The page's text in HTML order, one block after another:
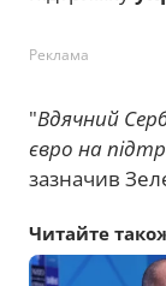
Реклама
"Вдячний
євро на
зазначив
Читайте